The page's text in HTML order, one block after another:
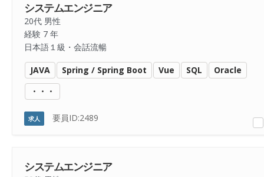
システムエンジニア
20代 男性
経験 7 年
日本語１級・会話流暢
JAVA Spring / Spring Boot Vue SQL
Oracle
・・・
求人 要員ID:2489
システムエンジニア